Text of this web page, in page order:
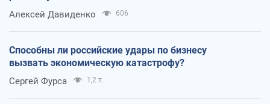
Алексей Давиденко 606
Способны ли российские удары по бизнесу
вызвать экономическую катастрофу?
Сергей Фурса 1,2 т.